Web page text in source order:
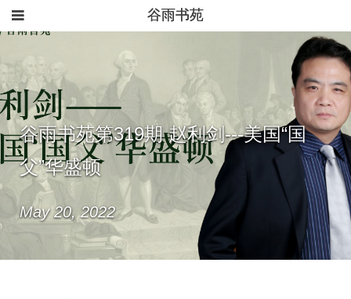
谷雨书苑
谷雨书苑第319期 赵利剑---美国“国
父”华盛顿
May 20, 2022